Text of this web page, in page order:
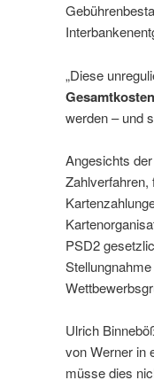
„Diese
Gesamtkosten
werden – und
Angesichts
Zahlverfahren,
PSD2
Ulrich
von Werner in
müsse dies